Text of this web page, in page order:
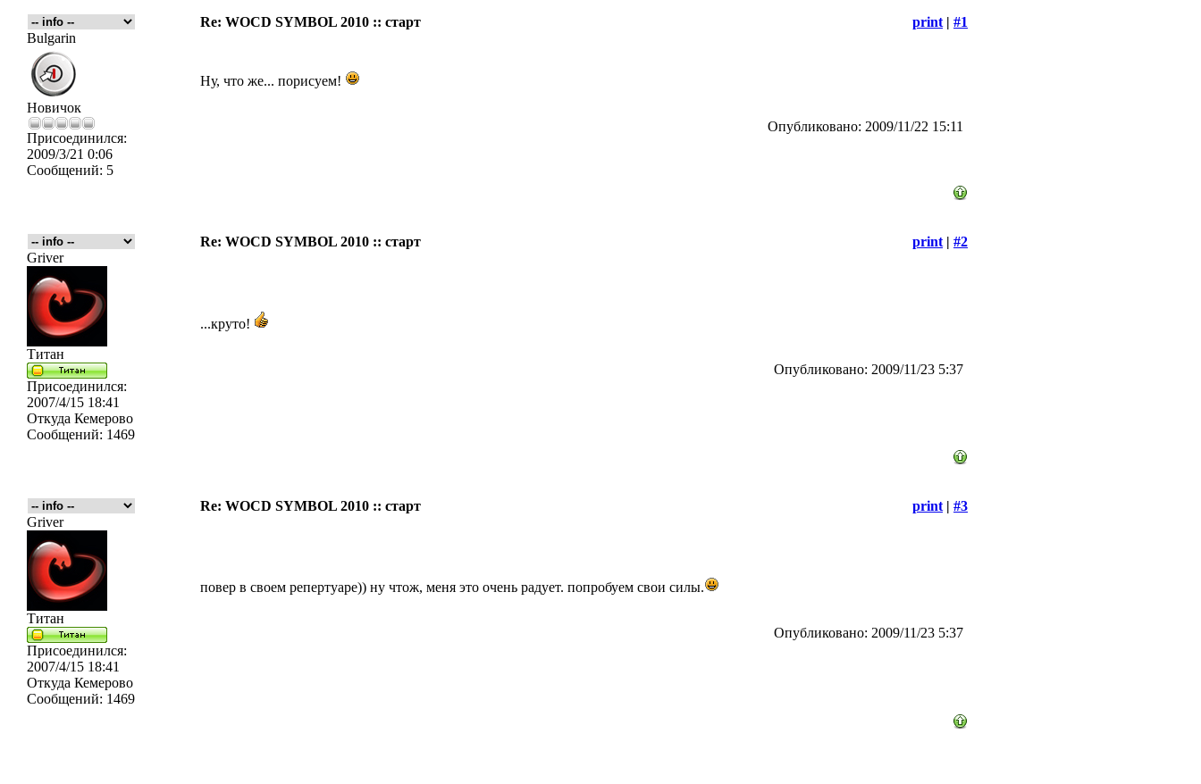
Re: WOCD SYMBOL 2010 :: старт print | #1
Bulgarin
Новичок
Присоединился:
2009/3/21 0:06
Сообщений: 5
Ну, что же... порисуем!
Опубликовано: 2009/11/22 15:11
Re: WOCD SYMBOL 2010 :: старт print | #2
Griver
Титан
Присоединился:
2007/4/15 18:41
Откуда Кемерово
Сообщений: 1469
...круто!
Опубликовано: 2009/11/23 5:37
Re: WOCD SYMBOL 2010 :: старт print | #3
Griver
Титан
Присоединился:
2007/4/15 18:41
Откуда Кемерово
Сообщений: 1469
повер в своем репертуаре)) ну чтож, меня это очень радует. попробуем свои силы.
Опубликовано: 2009/11/23 5:37